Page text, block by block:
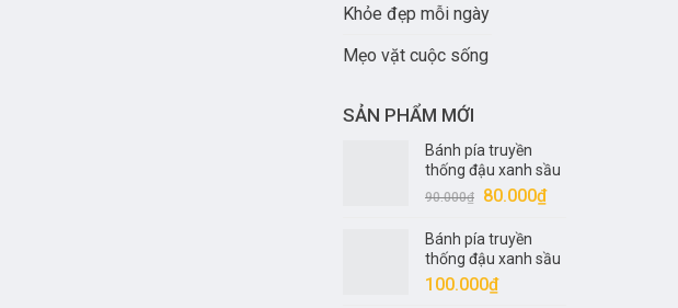
Khỏe đẹp mỗi ngày
Mẹo vặt cuộc sống
SẢN PHẨM MỚI
Bánh pía truyền
thống đậu xanh sầu
riêng nửa trứng 1
sao Tân Huê Viên
320gr
90.000₫
Giá
là:
90.000₫.
80.000₫Giá
là:
Bánh pía truyền
thống đậu xanh sầu
riêng 1 trứng 2 sao
Tân Huê Viên 400gr
100.000₫